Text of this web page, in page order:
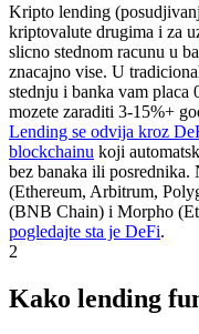
Kripto lending
kriptovalute drugima i za
slicno stednom racunu u
znacajno vise. U
stednju i banka vam
mozete zaraditi 3-15%+
Lending se odvija kroz
blockchainu koji
bez banaka ili
(Ethereum, Arbitrum,
(BNB Chain) i Morpho
pogledajte sta je DeFi.
2
Kako lending